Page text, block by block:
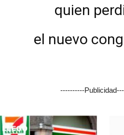
quien
el nuevo
----------